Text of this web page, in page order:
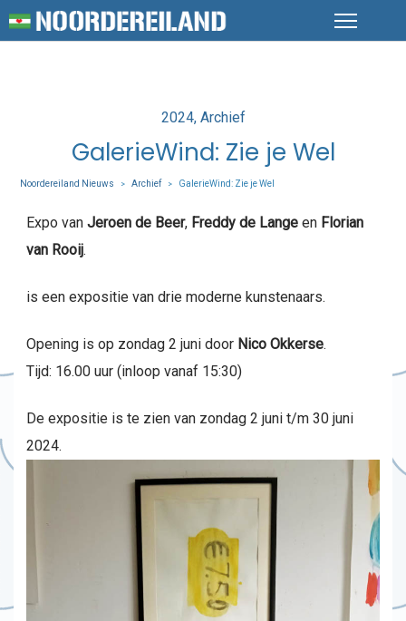
Posted
in
2024 Archief
GalerieWind: Zie je Wel
Noordereiland Nieuws > Archief > GalerieWind: Zie je Wel
Expo van Jeroen de Beer, Freddy de Lange en Florian
van Rooij.
is een expositie van drie moderne kunstenaars.
Opening is op zondag 2 juni door Nico Okkerse.
Tijd: 16.00 uur (inloop vanaf 15:30)
De expositie is te zien van zondag 2 juni t/m 30 juni
2024.